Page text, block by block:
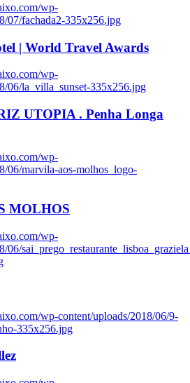
wp-
07/fachada2-335x256.jpg
| World Travel Awards
wp-
06/la_villa_sunset-335x256.jpg
UTOPIA . Penha Longa
wp-
06/marvila-aos-molhos_logo-
MOLHOS
wp-
06/
wp-content/uploads/2018/06/9-
335x256.jpg